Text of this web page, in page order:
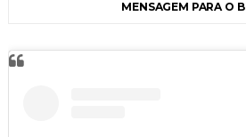
MENSAGEM PARA O